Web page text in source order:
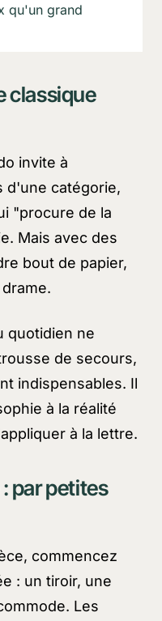
qu'un grand
classique
invite à
d'une catégorie,
"procure de la
Mais avec des
bout de papier,
quotidien ne
de secours,
indispensables. Il
à la réalité
à la lettre.
par petites
commencez
: un tiroir, une
Les